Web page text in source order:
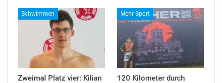
Schwimmen
Zweimal Platz vier: Kilian
Mehr Sport
120 Kilometer durch